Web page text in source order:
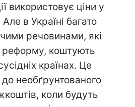
використовує ціни у
Але в Україні багато
речовинами, які
реформу, коштують
країнах. Це
необґрунтованого
коли будуть